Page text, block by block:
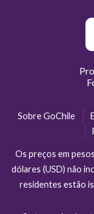
Sobre GoChile
Os preços em
dólares (USD) não
residentes estão